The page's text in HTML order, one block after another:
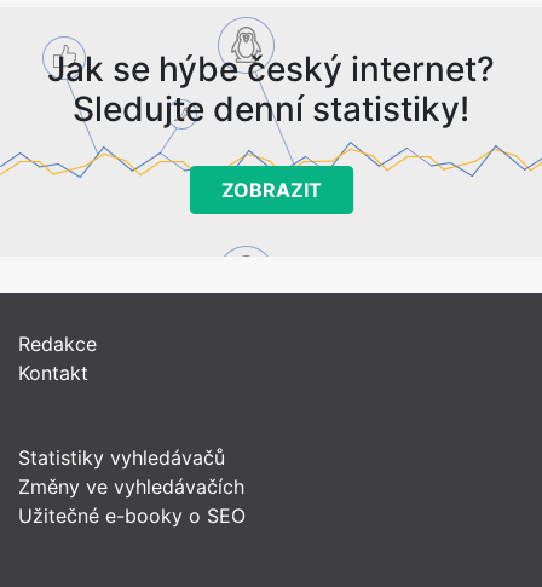
Jak se hýbe český internet?
Sledujte denní statistiky!
ZOBRAZIT
Redakce
Kontakt
Statistiky vyhledávačů
Změny ve vyhledávačích
Užitečné e-booky o SEO